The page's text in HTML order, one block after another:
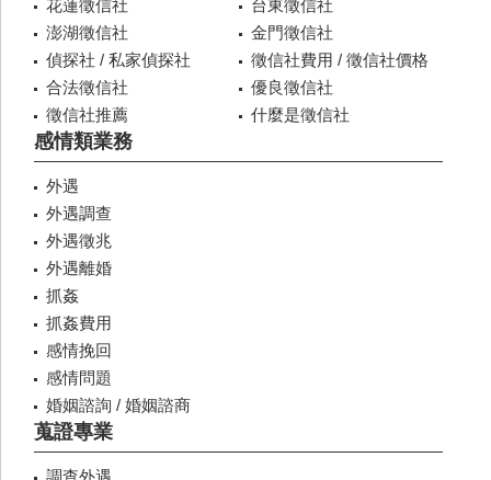
花蓮徵信社
台東徵信社
澎湖徵信社
金門徵信社
偵探社 / 私家偵探社
徵信社費用 / 徵信社價格
合法徵信社
優良徵信社
徵信社推薦
什麼是徵信社
感情類業務
外遇
外遇調查
外遇徵兆
外遇離婚
抓姦
抓姦費用
感情挽回
感情問題
婚姻諮詢 / 婚姻諮商
蒐證專業